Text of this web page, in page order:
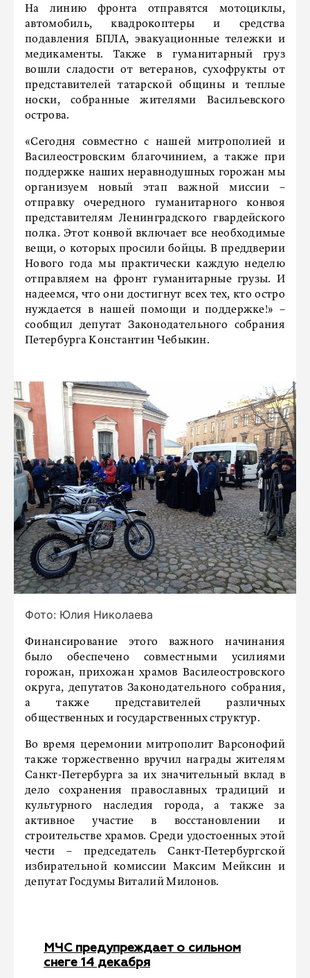
На линию фронта отправятся мотоциклы,
автомобиль, квадрокоптеры и средства
подавления БПЛА, эвакуационные тележки и
медикаменты. Также в гуманитарный груз
вошли сладости от ветеранов, сухофрукты от
представителей татарской общины и теплые
носки, собранные жителями Васильевского
острова.
«Сегодня совместно с нашей митрополией и
Василеостровским благочинием, а также при
поддержке наших неравнодушных горожан мы
организуем новый этап важной миссии –
отправку очередного гуманитарного конвоя
представителям Ленинградского гвардейского
полка. Этот конвой включает все необходимые
вещи, о которых просили бойцы. В преддверии
Нового года мы практически каждую неделю
отправляем на фронт гуманитарные грузы. И
надеемся, что они достигнут всех тех, кто остро
нуждается в нашей помощи и поддержке!» –
сообщил депутат Законодательного собрания
Петербурга Константин Чебыкин.
Фото: Юлия Николаева
Финансирование этого важного начинания
было обеспечено совместными усилиями
горожан, прихожан храмов Василеостровского
округа, депутатов Законодательного собрания,
а также представителей различных
общественных и государственных структур.
Во время церемонии митрополит Варсонофий
также торжественно вручил награды жителям
Санкт-Петербурга за их значительный вклад в
дело сохранения православных традиций и
культурного наследия города, а также за
активное участие в восстановлении и
строительстве храмов. Среди удостоенных этой
чести – председатель Санкт-Петербургской
избирательной комиссии Максим Мейксин и
депутат Госдумы Виталий Милонов.
МЧС предупреждает о сильном
снеге 14 декабря